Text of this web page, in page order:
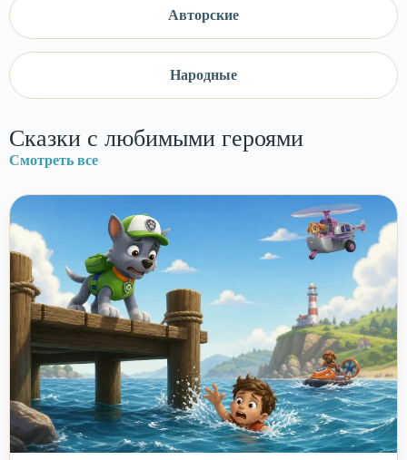
Авторские
Народные
Сказки с любимыми героями
Смотреть все